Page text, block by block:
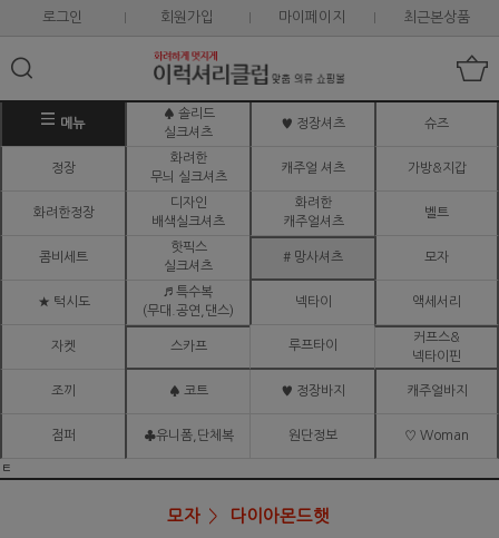
로그인 회원가입 마이페이지 최근본상품
메뉴
♠ 솔리드
실크셔츠
♥ 정장셔츠 슈즈
정장
화려한
무늬 실크셔츠
캐주얼 셔츠 가방&지갑
화려한정장
디자인
배색실크셔츠
화려한
캐주얼셔츠
벨트
콤비세트
핫픽스
실크셔츠
# 망사셔츠 모자
★ 턱시도
♬ 특수복
(무대.공연,댄스)
넥타이 액세서리
자켓 스카프 루프타이
커프스&
넥타이핀
조끼 ♠ 코트 ♥ 정장바지 캐주얼바지
점퍼 ♣유니폼,단체복 원단정보 ♡ Woman
ㅌ
모자 다이아몬드햇